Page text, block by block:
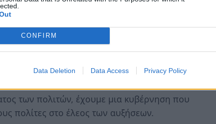
CONFIRM
Data Deletion Data Access Privacy Policy
το εμπάργκο πετρελαίου από τη Ρωσία
την τελευταία εβδομάδα και εν μέσω
όμως, έχουμε την παύση του
από τα διυλιστήρια.
των πολιτών, έχουμε μια κυβέρνηση που
πολίτες στο έλεος των αυξήσεων.